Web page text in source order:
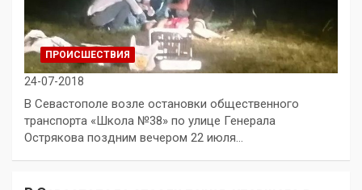
ПРОИСШЕСТВИЯ
24-07-2018
В Севастополе возле остановки общественного
транспорта «Школа №38» по улице Генерала
Острякова поздним вечером 22 июля…